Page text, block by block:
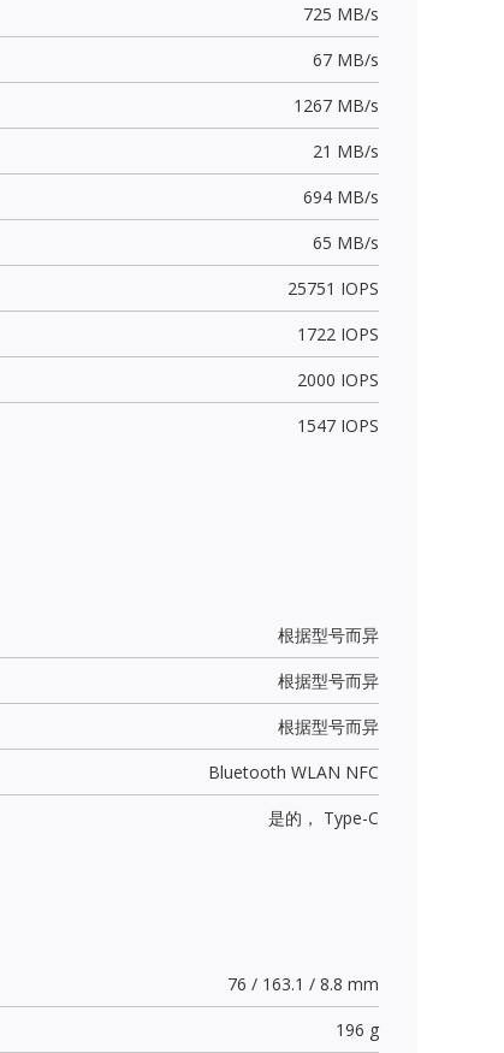
725 MB/s
67 MB/s
1267 MB/s
21 MB/s
694 MB/s
65 MB/s
25751 IOPS
1722 IOPS
2000 IOPS
1547 IOPS
根据型号而异
根据型号而异
根据型号而异
Bluetooth WLAN NFC
是的， Type-C
76 / 163.1 / 8.8 mm
196 g